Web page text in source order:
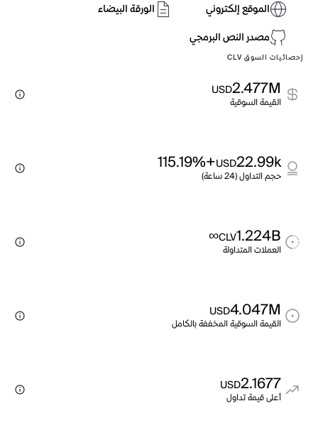
الموقع إلكتروني
الورقة البيضاء
مصدر النص البرمجي
إحصائيات السوق CLV
2.477M
USD
القيمة السوقية
22.99k
USD
+115.19%
حجم التداول (24 ساعة)
1.224B
CLV
∞
العملات المتداولة
4.047M
USD
القيمة السوقية المخففة بالكامل
2.1677
USD
أعلى قيمة تداول